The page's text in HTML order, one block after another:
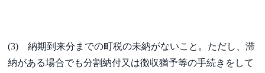
(3) 納期到来分までの町税の未納がないこと。ただし、滞
納がある場合でも分割納付又は徴収猶予等の手続きをして